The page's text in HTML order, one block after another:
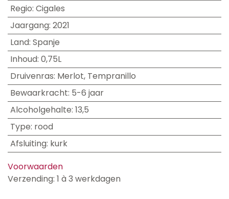
Regio: Cigales
Jaargang: 2021
Land: Spanje
Inhoud: 0,75L
Druivenras: Merlot, Tempranillo
Bewaarkracht: 5-6 jaar
Alcoholgehalte: 13,5
Type: rood
Afsluiting: kurk
Voorwaarden
Verzending: 1 à 3 werkdagen